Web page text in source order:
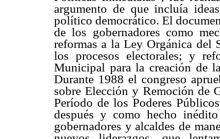
argumento de que incluía
político democrático. El
de los gobernadores como
reformas a la Ley Orgánica del
los procesos electorales; y
Municipal para la creación de
Durante 1988 el congreso
sobre Elección y Remoción de
Período de los Poderes
después y como hecho
gobernadores y alcaldes de